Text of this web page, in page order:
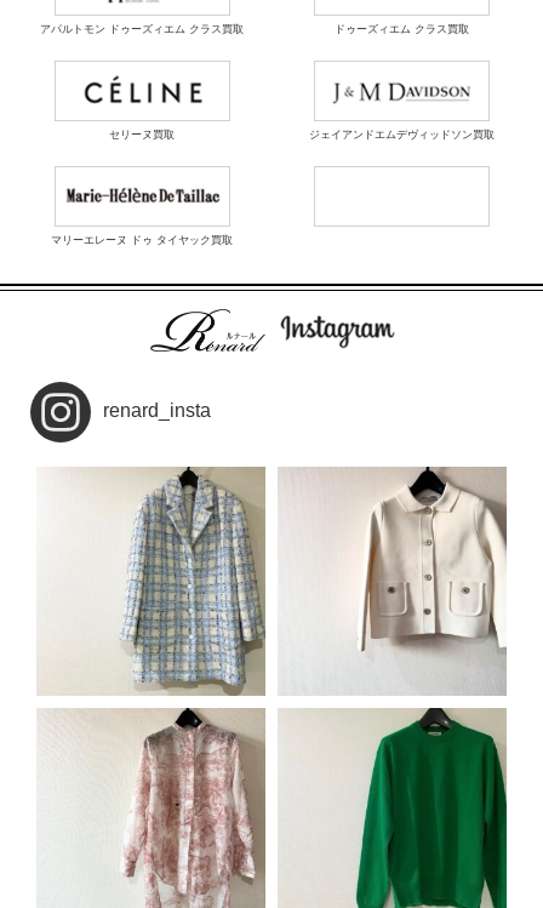
アパルトモン ドゥーズィエム クラス買取 ドゥーズィエム クラス買取
セリーヌ買取 ジェイアンドエムデヴィッドソン買取
マリーエレーヌ ドゥ タイヤック買取
renard_insta